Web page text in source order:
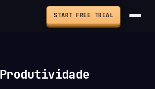
START FREE TRIAL
Produtividade